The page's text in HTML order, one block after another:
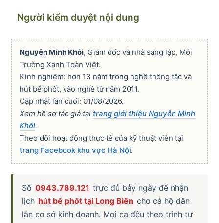
Người kiểm duyệt nội dung
Nguyễn Minh Khôi, Giám đốc và nhà sáng lập, Môi
Trường Xanh Toàn Việt.
Kinh nghiệm: hơn 13 năm trong nghề thông tắc và
hút bể phốt, vào nghề từ năm 2011.
Cập nhật lần cuối: 01/08/2026.
Xem hồ sơ tác giả tại trang giới thiệu Nguyễn Minh
Khôi.
Theo dõi hoạt động thực tế của kỹ thuật viên tại
trang Facebook khu vực Hà Nội.
Số 0943.789.121 trực đủ bảy ngày để nhận
lịch hút bể phốt tại Long Biên cho cả hộ dân
lẫn cơ sở kinh doanh. Mọi ca đều theo trình tự